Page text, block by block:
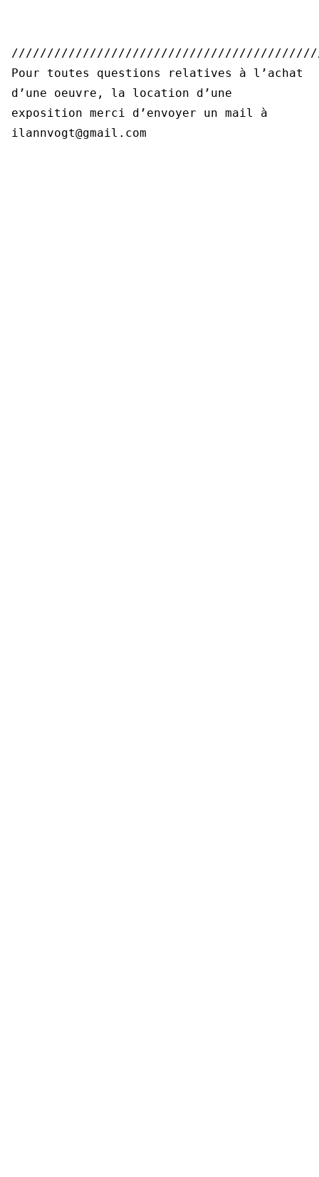
Pour toutes questions relatives à l’achat
d’une oeuvre, la location d’une
exposition merci d’envoyer un mail à
ilannvogt@gmail.com